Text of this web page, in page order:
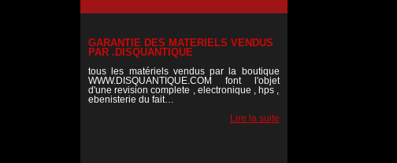
Lire la suite
GARANTIE DES MATERIELS VENDUS
PAR .DISQUANTIQUE
tous les matériels vendus par la boutique
WWW.DISQUANTIQUE.COM font l'objet
d'une revision complete , electronique , hps ,
ebenisterie du fait…
Lire la suite